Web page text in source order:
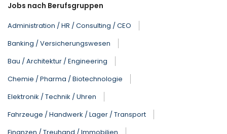
Jobs nach Berufsgruppen
Administration / HR / Consulting / CEO
Banking / Versicherungswesen
Bau / Architektur / Engineering
Chemie / Pharma / Biotechnologie
Elektronik / Technik / Uhren
Fahrzeuge / Handwerk / Lager / Transport